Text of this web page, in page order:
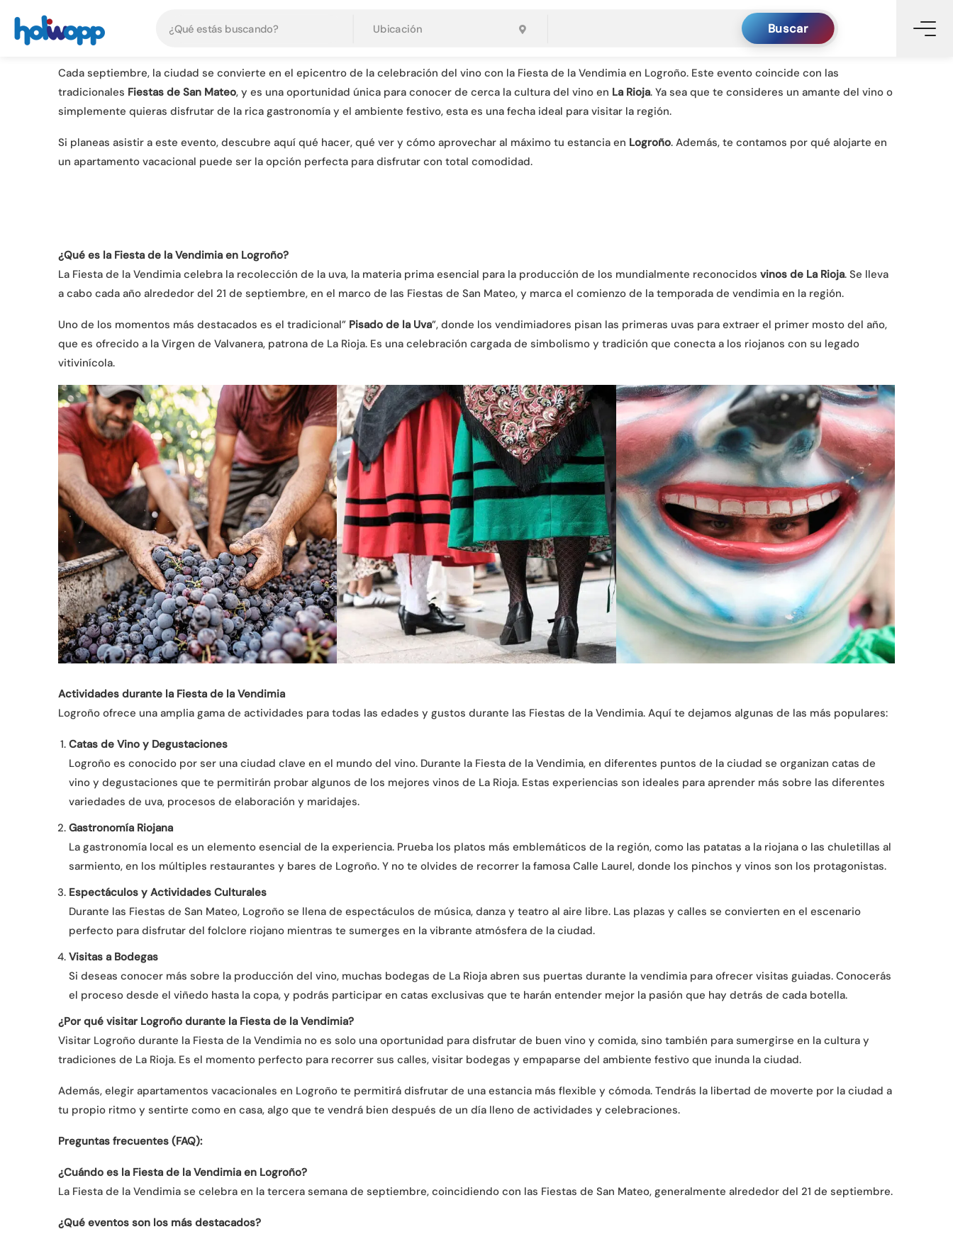
Buscar
Cada septiembre, la ciudad se convierte en el epicentro de la celebración del vino con la Fiesta de la Vendimia en Logroño. Este evento coincide con las
tradicionales Fiestas de San Mateo, y es una oportunidad única para conocer de cerca la cultura del vino en La Rioja. Ya sea que te consideres un amante del vino o
simplemente quieras disfrutar de la rica gastronomía y el ambiente festivo, esta es una fecha ideal para visitar la región.
Si planeas asistir a este evento, descubre aquí qué hacer, qué ver y cómo aprovechar al máximo tu estancia en Logroño. Además, te contamos por qué alojarte en
un apartamento vacacional puede ser la opción perfecta para disfrutar con total comodidad.
¿Qué es la Fiesta de la Vendimia en Logroño?
La Fiesta de la Vendimia celebra la recolección de la uva, la materia prima esencial para la producción de los mundialmente reconocidos vinos de La Rioja. Se lleva
a cabo cada año alrededor del 21 de septiembre, en el marco de las Fiestas de San Mateo, y marca el comienzo de la temporada de vendimia en la región.
Uno de los momentos más destacados es el tradicional” Pisado de la Uva”, donde los vendimiadores pisan las primeras uvas para extraer el primer mosto del año,
que es ofrecido a la Virgen de Valvanera, patrona de La Rioja. Es una celebración cargada de simbolismo y tradición que conecta a los riojanos con su legado
vitivinícola.
Actividades durante la Fiesta de la Vendimia
Logroño ofrece una amplia gama de actividades para todas las edades y gustos durante las Fiestas de la Vendimia. Aquí te dejamos algunas de las más populares:
Catas de Vino y Degustaciones
Logroño es conocido por ser una ciudad clave en el mundo del vino. Durante la Fiesta de la Vendimia, en diferentes puntos de la ciudad se organizan catas de
vino y degustaciones que te permitirán probar algunos de los mejores vinos de La Rioja. Estas experiencias son ideales para aprender más sobre las diferentes
variedades de uva, procesos de elaboración y maridajes.
Gastronomía Riojana
La gastronomía local es un elemento esencial de la experiencia. Prueba los platos más emblemáticos de la región, como las patatas a la riojana o las chuletillas al
sarmiento, en los múltiples restaurantes y bares de Logroño. Y no te olvides de recorrer la famosa Calle Laurel, donde los pinchos y vinos son los protagonistas.
Espectáculos y Actividades Culturales
Durante las Fiestas de San Mateo, Logroño se llena de espectáculos de música, danza y teatro al aire libre. Las plazas y calles se convierten en el escenario
perfecto para disfrutar del folclore riojano mientras te sumerges en la vibrante atmósfera de la ciudad.
Visitas a Bodegas
Si deseas conocer más sobre la producción del vino, muchas bodegas de La Rioja abren sus puertas durante la vendimia para ofrecer visitas guiadas. Conocerás
el proceso desde el viñedo hasta la copa, y podrás participar en catas exclusivas que te harán entender mejor la pasión que hay detrás de cada botella.
¿Por qué visitar Logroño durante la Fiesta de la Vendimia?
Visitar Logroño durante la Fiesta de la Vendimia no es solo una oportunidad para disfrutar de buen vino y comida, sino también para sumergirse en la cultura y
tradiciones de La Rioja. Es el momento perfecto para recorrer sus calles, visitar bodegas y empaparse del ambiente festivo que inunda la ciudad.
Además, elegir apartamentos vacacionales en Logroño te permitirá disfrutar de una estancia más flexible y cómoda. Tendrás la libertad de moverte por la ciudad a
tu propio ritmo y sentirte como en casa, algo que te vendrá bien después de un día lleno de actividades y celebraciones.
Preguntas frecuentes (FAQ):
¿Cuándo es la Fiesta de la Vendimia en Logroño?
La Fiesta de la Vendimia se celebra en la tercera semana de septiembre, coincidiendo con las Fiestas de San Mateo, generalmente alrededor del 21 de septiembre.
¿Qué eventos son los más destacados?